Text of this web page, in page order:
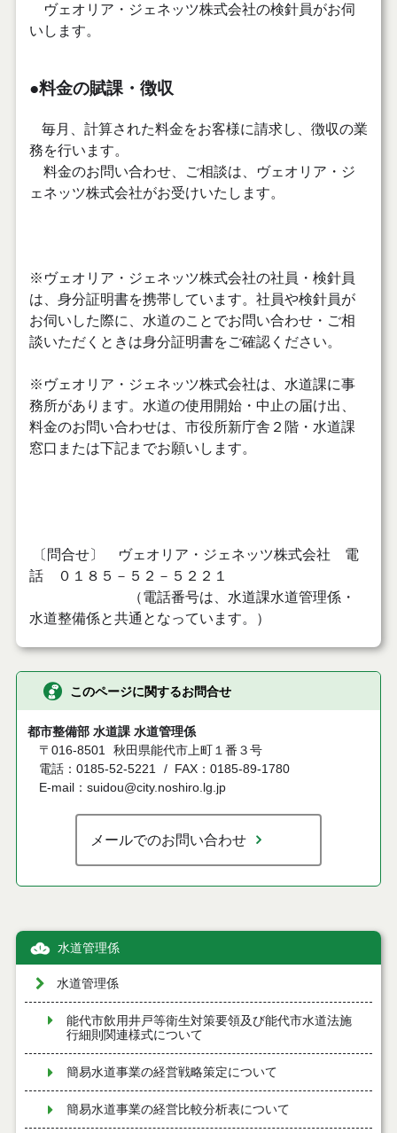
ヴェオリア・ジェネッツ株式会社の検針員がお伺
いします。
●料金の賦課・徴収
毎月、計算された料金をお客様に請求し、徴収の業
務を行います。
料金のお問い合わせ、ご相談は、ヴェオリア・ジ
ェネッツ株式会社がお受けいたします。
※ヴェオリア・ジェネッツ株式会社の社員・検針員
は、身分証明書を携帯しています。社員や検針員が
お伺いした際に、水道のことでお問い合わせ・ご相
談いただくときは身分証明書をご確認ください。
※ヴェオリア・ジェネッツ株式会社は、水道課に事
務所があります。水道の使用開始・中止の届け出、
料金のお問い合わせは、市役所新庁舎２階・水道課
窓口または下記までお願いします。
〔問合せ〕 ヴェオリア・ジェネッツ株式会社 電
話 ０１８５－５２－５２２１
（電話番号は、水道課水道管理係・
水道整備係と共通となっています。）
このページに関するお問合せ
都市整備部 水道課 水道管理係
〒016-8501 秋田県能代市上町１番３号
電話：0185-52-5221
FAX：0185-89-1780
E-mail：suidou@city.noshiro.lg.jp
メールでのお問い合わせ
水道管理係
水道管理係
能代市飲用井戸等衛生対策要領及び能代市水道法施
行細則関連様式について
簡易水道事業の経営戦略策定について
簡易水道事業の経営比較分析表について